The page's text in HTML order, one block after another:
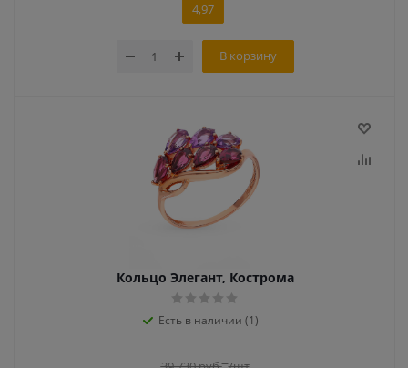
4,97
В корзину
Кольцо Элегант, Кострома
Есть в наличии (1)